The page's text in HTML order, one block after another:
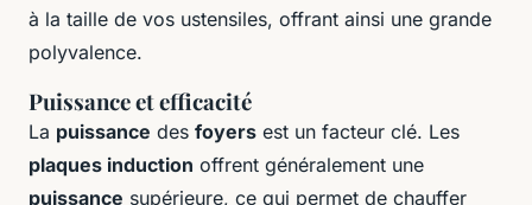
à la taille de vos ustensiles, offrant ainsi une grande
polyvalence.
Puissance et efficacité
La puissance des foyers est un facteur clé. Les
plaques induction offrent généralement une
puissance supérieure, ce qui permet de chauffer